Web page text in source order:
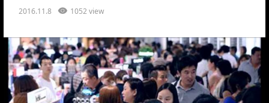
2016.11.8 1052 view